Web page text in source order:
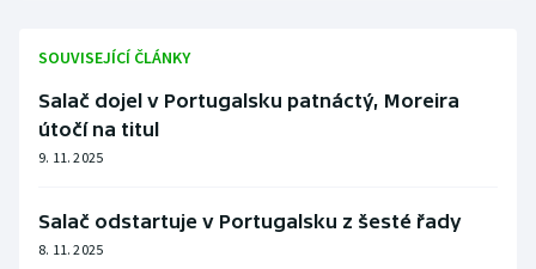
SOUVISEJÍCÍ ČLÁNKY
Salač dojel v Portugalsku patnáctý, Moreira
útočí na titul
9. 11. 2025
Salač odstartuje v Portugalsku z šesté řady
8. 11. 2025